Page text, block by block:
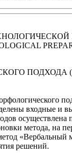
ПОДХОДА
входные и
метода, на
решений.